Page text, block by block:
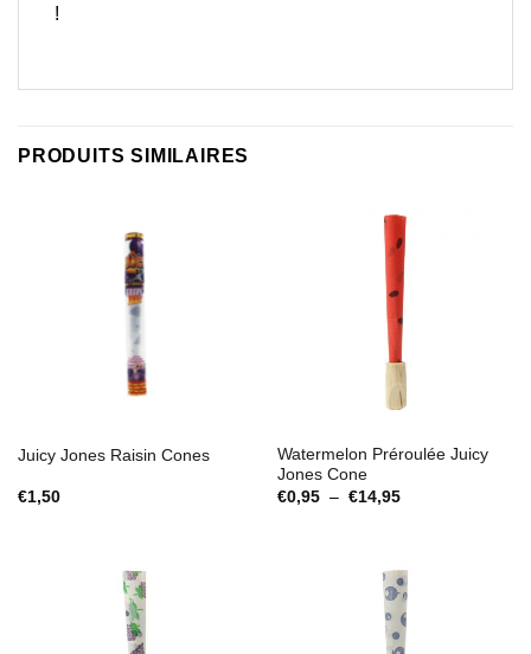
!
PRODUITS SIMILAIRES
Juicy Jones Raisin Cones
€1,50
Watermelon Préroulée Juicy
Jones Cone
€0,95 – €14,95Plage
€14,95